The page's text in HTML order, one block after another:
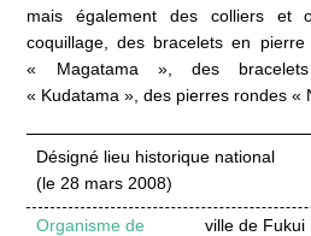
mais également des colliers et
coquillage, des bracelets en
« Magatama », des
« Kudatama », des pierres rondes «
Désigné lieu historique national
(le 28 mars 2008)
Organisme de
ville de Fukui